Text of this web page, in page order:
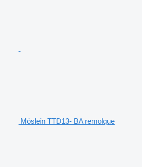
Möslein TTD13- BA remolque